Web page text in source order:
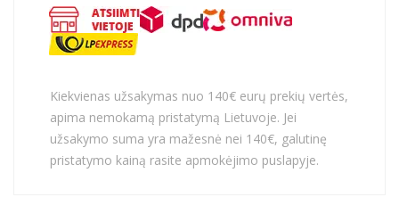
Kiekvienas užsakymas nuo 140€ eurų prekių vertės,
apima nemokamą pristatymą Lietuvoje. Jei
užsakymo suma yra mažesnė nei 140€, galutinę
pristatymo kainą rasite apmokėjimo puslapyje.